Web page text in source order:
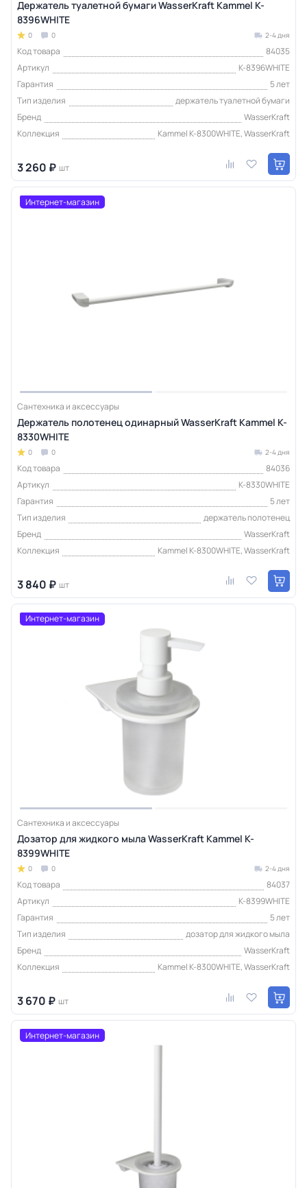
Держатель туалетной бумаги WasserKraft Kammel K-
8396WHITE
0 0 2-4 дня
Код товара
84035
Артикул
K-8396WHITE
Гарантия
5 лет
Тип изделия
держатель туалетной бумаги
Бренд
WasserKraft
Коллекция
Kammel K-8300WHITE, WasserKraft
3 260 ₽ шт
Интернет-магазин
Сантехника и аксессуары
Держатель полотенец одинарный WasserKraft Kammel K-
8330WHITE
0 0 2-4 дня
Код товара
84036
Артикул
K-8330WHITE
Гарантия
5 лет
Тип изделия
держатель полотенец
Бренд
WasserKraft
Коллекция
Kammel K-8300WHITE, WasserKraft
3 840 ₽ шт
Интернет-магазин
Сантехника и аксессуары
Дозатор для жидкого мыла WasserKraft Kammel K-
8399WHITE
0 0 2-4 дня
Код товара
84037
Артикул
K-8399WHITE
Гарантия
5 лет
Тип изделия
дозатор для жидкого мыла
Бренд
WasserKraft
Коллекция
Kammel K-8300WHITE, WasserKraft
3 670 ₽ шт
Интернет-магазин